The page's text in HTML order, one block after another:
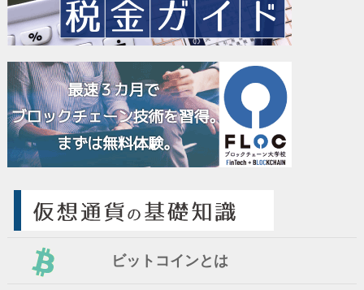
ビットコインとは